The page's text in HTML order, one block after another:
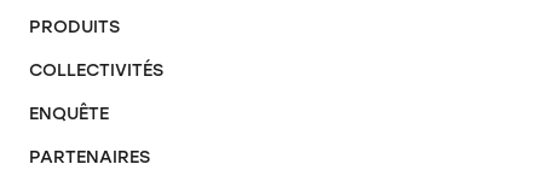
PRODUITS
COLLECTIVITÉS
ENQUÊTE
PARTENAIRES